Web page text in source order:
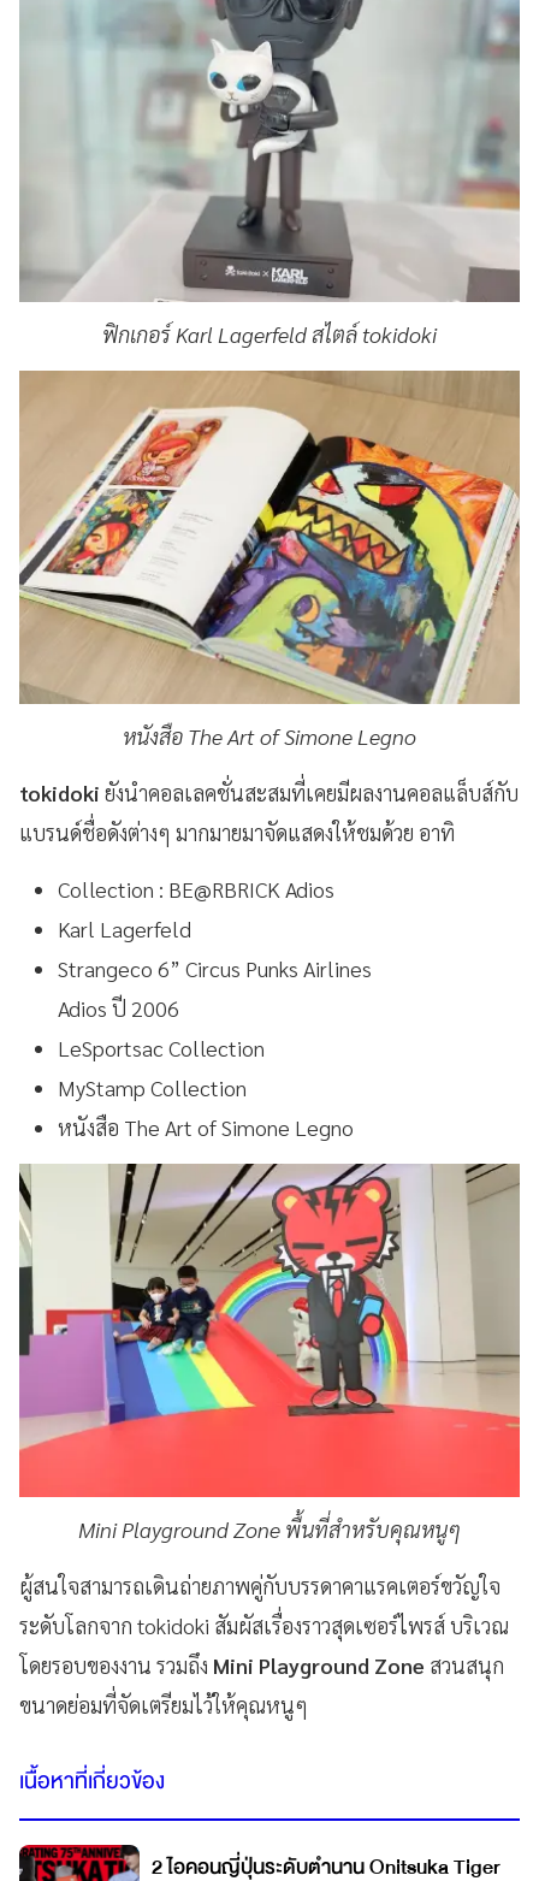
ฟิกเกอร์ Karl Lagerfeld สไตล์ tokidoki
หนังสือ The Art of Simone Legno
tokidoki ยังนำคอลเลคชั่นสะสมที่เคยมีผลงานคอลแล็บส์กับ
แบรนด์ชื่อดังต่างๆ มากมายมาจัดแสดงให้ชมด้วย อาทิ
Collection : BE@RBRICK Adios
Karl Lagerfeld
Strangeco 6” Circus Punks Airlines
Adios ปี 2006
LeSportsac Collection
MyStamp Collection
หนังสือ The Art of Simone Legno
Mini Playground Zone พื้นที่สำหรับคุณหนูๆ
ผู้สนใจสามารถเดินถ่ายภาพคู่กับบรรดาคาแรคเตอร์ขวัญใจ
ระดับโลกจาก tokidoki สัมผัสเรื่องราวสุดเซอร์ไพรส์ บริเวณ
โดยรอบของงาน รวมถึง Mini Playground Zone สวนสนุก
ขนาดย่อมที่จัดเตรียมไว้ให้คุณหนูๆ
เนื้อหาที่เกี่ยวข้อง
2 ไอคอนญี่ปุ่นระดับตำนาน Onitsuka Tiger